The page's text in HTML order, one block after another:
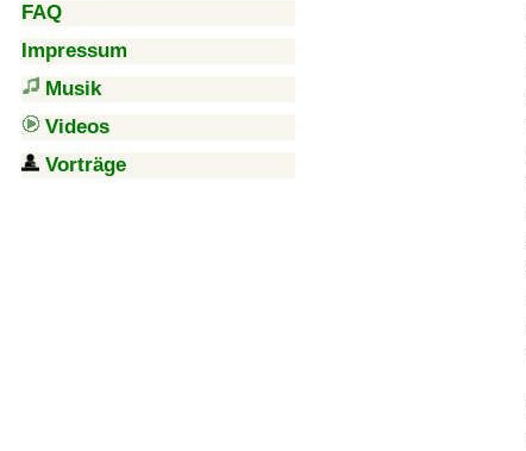
FAQ
Impressum
Musik
Videos
Vorträge